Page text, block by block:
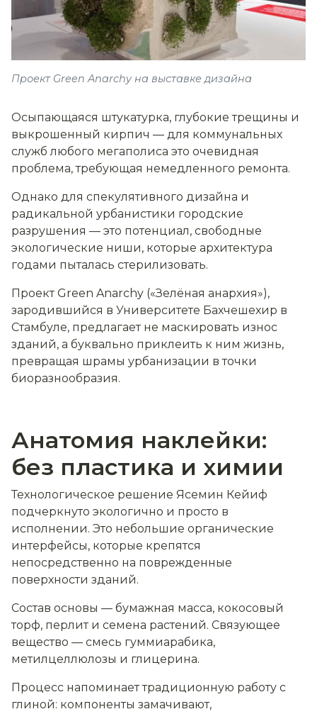
Проект Green Anarchy на выставке дизайна
Осыпающаяся штукатурка, глубокие трещины и
выкрошенный кирпич — для коммунальных
служб любого мегаполиса это очевидная
проблема, требующая немедленного ремонта.
Однако для спекулятивного дизайна и
радикальной урбанистики городские
разрушения — это потенциал, свободные
экологические ниши, которые архитектура
годами пыталась стерилизовать.
Проект Green Anarchy («Зелёная анархия»),
зародившийся в Университете Бахчешехир в
Стамбуле, предлагает не маскировать износ
зданий, а буквально приклеить к ним жизнь,
превращая шрамы урбанизации в точки
биоразнообразия.
Анатомия наклейки:
без пластика и химии
Технологическое решение Ясемин Кейиф
подчеркнуто экологично и просто в
исполнении. Это небольшие органические
интерфейсы, которые крепятся
непосредственно на поврежденные
поверхности зданий.
Состав основы — бумажная масса, кокосовый
торф, перлит и семена растений. Связующее
вещество — смесь гуммиарабика,
метилцеллюлозы и глицерина.
Процесс напоминает традиционную работу с
глиной: компоненты замачивают,